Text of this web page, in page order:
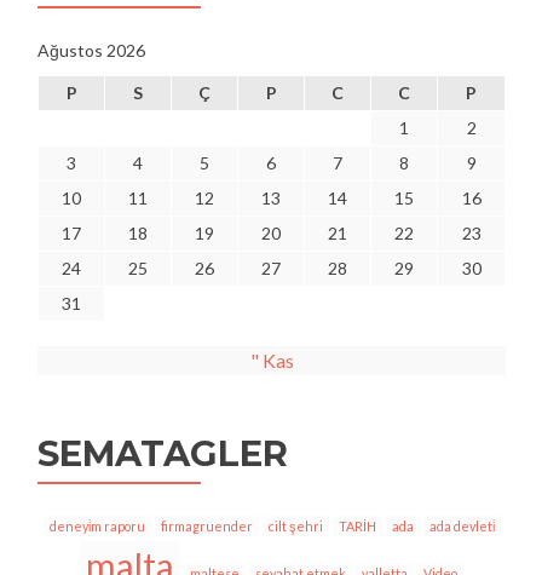
Ağustos 2026
P S Ç P C C
P
1
2
3
4 5 6 7 8
9
10
11 12 13 14 15
16
17
18 19 20 21 22
23
24
25 26 27 28 29
30
31
" Kas
SEMATAGLER
deneyi̇m raporu firmagruender cilt şehri TARİH ada ada devleti̇
malta